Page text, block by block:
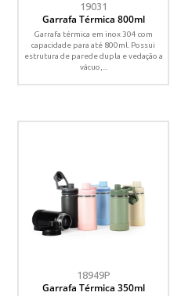
19031
Garrafa Térmica 800ml
Garrafa térmica em inox 304 com
capacidade para até 800ml. Possui
estrutura de parede dupla e vedação a
vácuo,...
18949P
Garrafa Térmica 350ml